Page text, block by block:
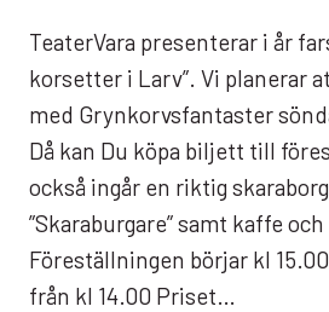
TeaterVara presenterar i år
korsetter i Larv”. Vi planerar
med Grynkorvsfantaster
Då kan Du köpa biljett till
också ingår en riktig
”Skaraburgare” samt kaffe
Föreställningen börjar kl
från kl 14.00 Priset…